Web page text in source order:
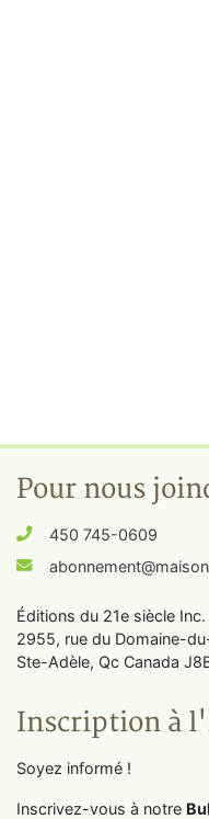
Pour nous
450 745-0609
Éditions du 21e siècle Inc.
2955, rue du Domaine-
Ste-Adèle, Qc Canada
Inscription à
Soyez informé !
Inscrivez-vous à notre